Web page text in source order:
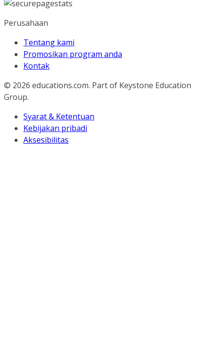
Perusahaan
Tentang kami
Promosikan program anda
Kontak
© 2026 educations.com. Part of Keystone Education
Group.
Syarat & Ketentuan
Kebijakan pribadi
Aksesibilitas